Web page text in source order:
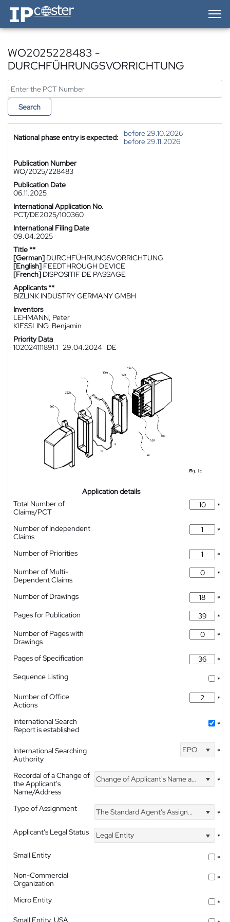
IP-Coster — Home
WO2025228483 -
DURCHFÜHRUNGSVORRICHTUNG
Search
National phase entry is expected:
before 29.10.2026
before 29.11.2026
Publication Number
WO/2025/228483
Publication Date
06.11.2025
International Application No.
PCT/DE2025/100360
International Filing Date
09.04.2025
Title **
[German] DURCHFÜHRUNGSVORRICHTUNG
[English] FEEDTHROUGH DEVICE
[French] DISPOSITIF DE PASSAGE
Applicants **
BIZLINK INDUSTRY GERMANY GMBH
Inventors
LEHMANN, Peter
KIESSLING, Benjamin
Priority Data
102024111891.1
29.04.2024 DE
Application details
Total Number of
Claims/PCT
*
Number of Independent
Claims
*
Number of Priorities
*
Number of Multi-
Dependent Claims
*
Number of Drawings
*
Pages for Publication
*
Number of Pages with
Drawings
*
Pages of Specification
*
Sequence Listing
*
Number of Office
Actions
*
International Search
Report is established
*
International Searching
Authority
EPO *
Recordal of a Change of
the Applicant's
Name/Address
Change of Applicant's Name and Address *
Type of Assignment The Standard Agent's Assignment
*
Applicant's Legal Status
Legal Entity
*
Small Entity
*
Non-Commercial
Organization
*
Micro Entity
*
Small Entity, USA